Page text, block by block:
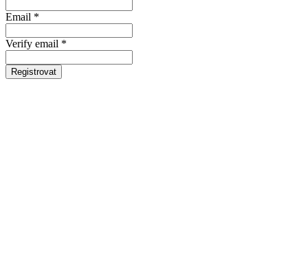
Email *
Verify email *
Registrovat